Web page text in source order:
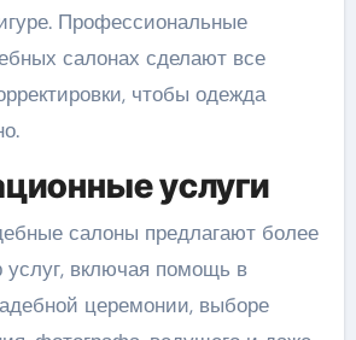
Профессиональные
салонах сделают все
чтобы одежда
услуги
салоны предлагают более
услуг, включая помощь в
церемонии, выборе